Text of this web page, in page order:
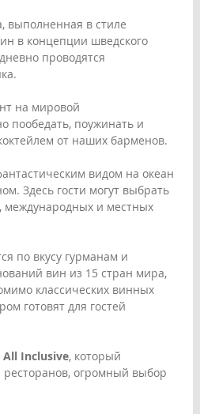
выполненная в стиле
в концепции шведского
проводятся
на мировой
пообедать, поужинать и
от наших барменов.
видом на океан
Здесь гости могут выбрать
международных и местных
по вкусу гурманам и
вин из 15 стран мира,
классических винных
готовят для гостей
Inclusive, который
огромный выбор